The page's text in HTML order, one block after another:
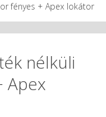
fényes + Apex lokátor
nélküli
Apex